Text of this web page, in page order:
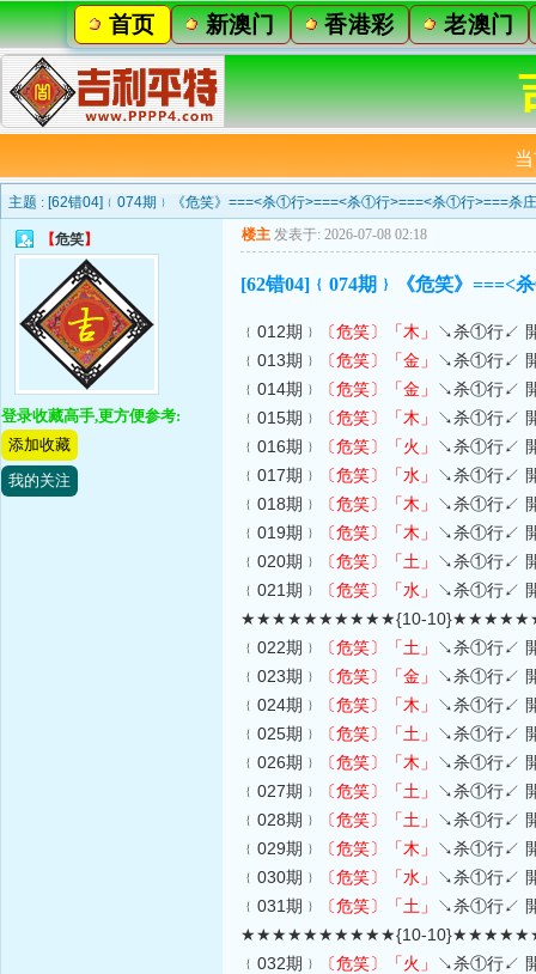
首页 新澳门 香港彩 老澳门
主题 : [62错04]﹛074期﹜《危笑》===<杀①行>===<杀①行>===<杀①行>===杀
【危笑】
登录收藏高手,更方便参考:
添加收藏
我的关注
楼主 发表于: 2026-07-08 02:18
[62错04]﹛074期﹜《危笑》
﹛012期﹜ 〔危笑〕 「木」
↘杀①行↙ 開
﹛013期﹜
〔危笑〕 「金」
↘杀①行↙ 開
﹛014期﹜
〔危笑〕 「金」
↘杀①行↙ 開
﹛015期﹜
〔危笑〕 「木」
↘杀①行↙ 開
﹛016期﹜
〔危笑〕 「火」
↘杀①行↙ 開
﹛017期﹜
〔危笑〕 「水」
↘杀①行↙ 開
﹛018期﹜
〔危笑〕 「木」
↘杀①行↙ 開
﹛019期﹜
〔危笑〕 「木」
↘杀①行↙ 開
﹛020期﹜
〔危笑〕 「土」
↘杀①行↙ 開
﹛021期﹜
〔危笑〕 「水」
↘杀①行↙ 開
★★★★★★★★★★{10-
﹛022期﹜
〔危笑〕 「土」
↘杀①行↙ 開
﹛023期﹜
〔危笑〕 「金」
↘杀①行↙ 開
﹛024期﹜
〔危笑〕 「木」
↘杀①行↙ 開
﹛025期﹜
〔危笑〕 「土」
↘杀①行↙ 開
﹛026期﹜
〔危笑〕 「木」
↘杀①行↙ 開
﹛027期﹜
〔危笑〕 「土」
↘杀①行↙ 開
﹛028期﹜
〔危笑〕 「土」
↘杀①行↙ 開
﹛029期﹜
〔危笑〕 「木」
↘杀①行↙ 開
﹛030期﹜
〔危笑〕 「水」
↘杀①行↙ 開
﹛031期﹜
〔危笑〕 「土」
↘杀①行↙ 開
★★★★★★★★★★{10-
﹛032期﹜
〔危笑〕 「火」
↘杀①行↙ 開